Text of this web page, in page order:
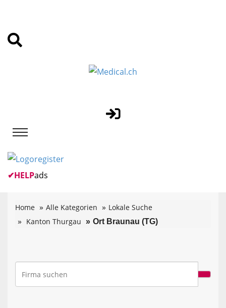
✔HELPads
Home Alle Kategorien
Lokale Suche
Kanton Thurgau
Ort Braunau (TG)